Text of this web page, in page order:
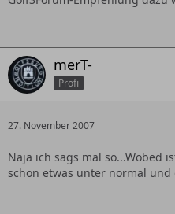
merT-
Profi
27. November 2007
Naja ich sags mal so...Wobed
schon etwas unter normal